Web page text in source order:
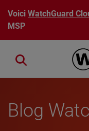
Aller au contenu
VoiciWatchGuard
MSP
Close search
Blog